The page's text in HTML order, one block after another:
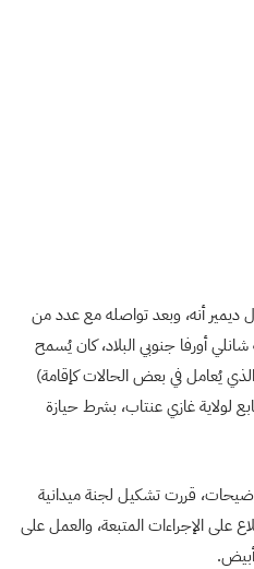
ديمير أنه، وبعد تواصله مع عدد من
شانلي أورفا جنوبي البلاد، كان يُسمح
يُعامل في بعض الحالات كإقامة)
لولاية غازي عنتاب، بشرط حيازة
قررت تشكيل لجنة ميدانية
على الإجراءات المتبعة، والعمل على